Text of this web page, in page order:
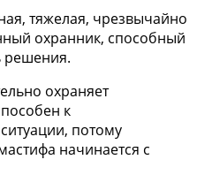
тяжелая, чрезвычайно
охранник, способный
решения.
охраняет
к
потому
начинается с